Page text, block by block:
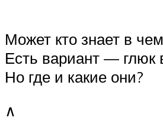
Может кто знает в
Есть вариант — глюк
Но где и какие они?
∧